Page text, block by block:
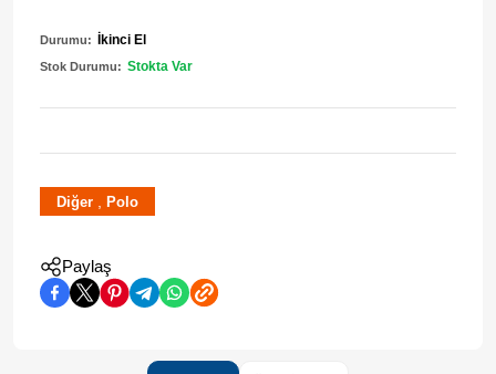
Durumu: İkinci El
Stok Durumu: Stokta Var
Diğer , Polo
Paylaş